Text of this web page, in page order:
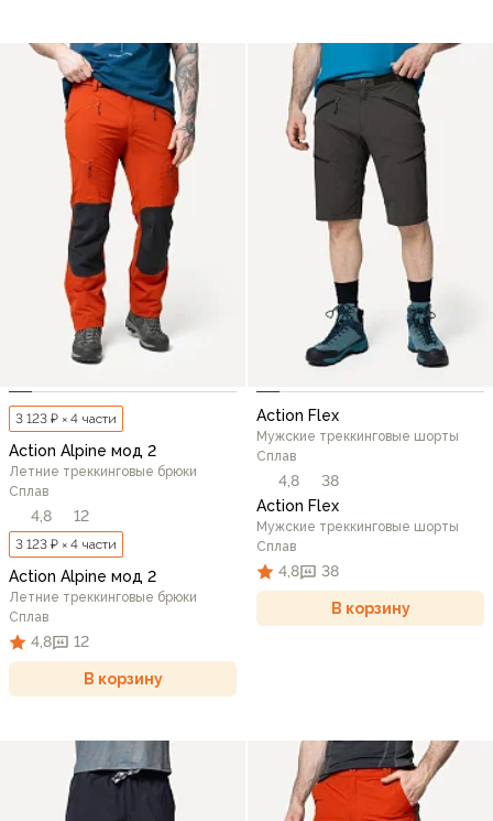
3 123 ₽ × 4 части
Action Alpine мод 2
Летние треккинговые брюки
Сплав
4,8 12
3 123 ₽ × 4 части
Action Alpine мод 2
Летние треккинговые брюки
Сплав
4,8 12
В корзину
Action Flex
Мужские треккинговые шорты
Сплав
4,8
38
Action Flex
Мужские треккинговые шорты
Сплав
4,8 38
В корзину